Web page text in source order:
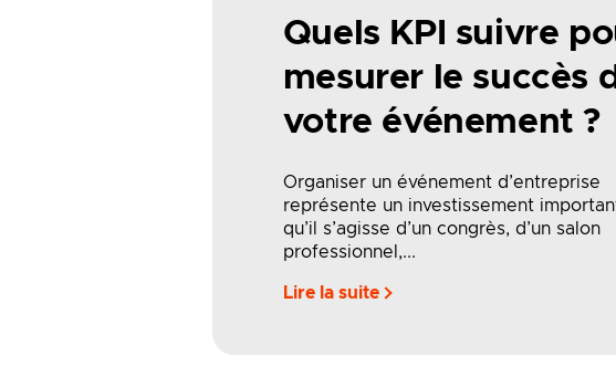
Quels KPI suivre
mesurer le succès
votre événement ?
Organiser un événement d’entreprise
représente un investissement
qu’il s’agisse d’un congrès, d’un salon
professionnel,...
Lire la suite